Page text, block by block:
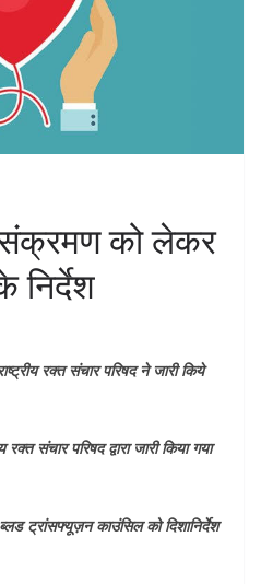
संक्रमण को लेकर
रक्त संचार परिषद ने जारी किये
रक्त संचार परिषद द्वारा जारी किया गया
ट्रांसफ्यूज़न काउंसिल को दिशानिर्देश